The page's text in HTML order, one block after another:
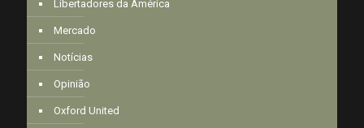
Libertadores da América
Mercado
Notícias
Opinião
Oxford United